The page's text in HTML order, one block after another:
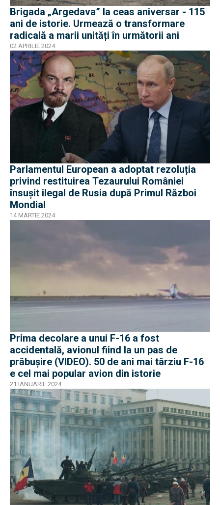
Brigada „Argedava” la ceas aniversar - 115
ani de istorie. Urmează o transformare
radicală a marii unități în următorii ani
02 APRILIE 2024
Parlamentul European a adoptat rezoluția
privind restituirea Tezaurului României
însușit ilegal de Rusia după Primul Război
Mondial
14 MARTIE 2024
Prima decolare a unui F-16 a fost
accidentală, avionul fiind la un pas de
prăbușire (VIDEO). 50 de ani mai târziu F-16
e cel mai popular avion din istorie
21 IANUARIE 2024
EXCLUSIV